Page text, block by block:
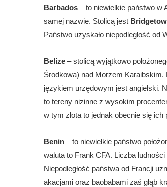
Barbados – to niewielkie państwo w
samej nazwie. Stolicą jest
Państwo uzyskało niepodległość od
Belize – stolicą wyjątkowo
Środkowa) nad Morzem Karaibskim.
językiem urzędowym jest angielski.
to tereny nizinne z wysokim
w tym złota to jednak obecnie się
Benin – to niewielkie państwo
waluta to Frank CFA. Liczba
Niepodległość państwa od Francji
akacjami oraz baobabami zaś głąb